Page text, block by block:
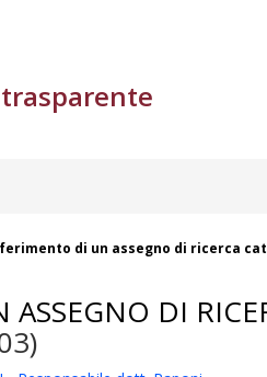
di un assegno di ricerca
DI